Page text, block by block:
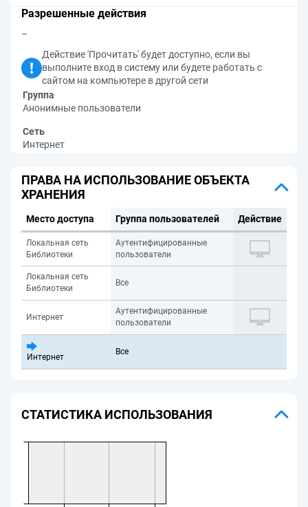
Разрешенные действия
–
Действие 'Прочитать' будет доступно, если вы
выполните вход в систему или будете работать с
сайтом на компьютере в другой сети
Группа
Анонимные пользователи
Сеть
Интернет
ПРАВА НА ИСПОЛЬЗОВАНИЕ ОБЪЕКТА
ХРАНЕНИЯ
Место доступа Группа пользователей Действие
Локальная сеть
Библиотеки
Аутентифицированные
пользователи
Локальная сеть
Библиотеки
Все
Интернет
Аутентифицированные
пользователи
Интернет
Все
СТАТИСТИКА ИСПОЛЬЗОВАНИЯ